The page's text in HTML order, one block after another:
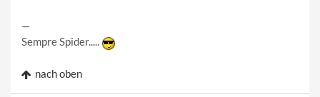
—
Sempre Spider.....
nach oben